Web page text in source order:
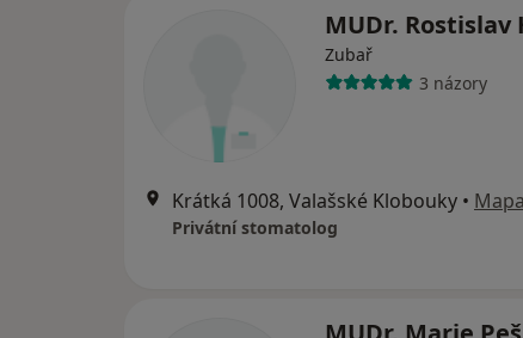
MUDr. Rostislav
Zubař
3 názory
Krátká 1008, Valašské Klobouky • Mapa
Privátní stomatolog